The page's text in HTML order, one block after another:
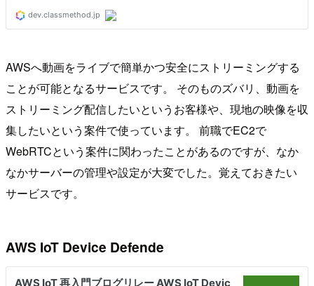
AWSへ動画をライブで簡単かつ安全にストリーミングする
ことが可能となるサービスです。 そのものズバリ、動画を
ストリーミング配信したいというお客様や、現地の映像を収
集したいという案件で使っています。 前職でEC2で
WebRTCという案件に関わったことがあるのですが、なか
なかサーバーの管理や設定が大変でした。覚えておきたい
サービスです。
AWS IoT Device Defende